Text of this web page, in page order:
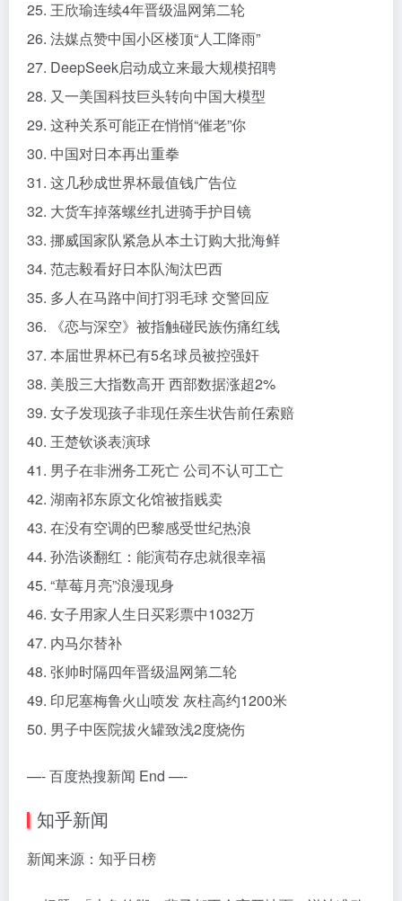
25. 王欣瑜连续4年晋级温网第二轮
26. 法媒点赞中国小区楼顶“人工降雨”
27. DeepSeek启动成立来最大规模招聘
28. 又一美国科技巨头转向中国大模型
29. 这种关系可能正在悄悄“催老”你
30. 中国对日本再出重拳
31. 这几秒成世界杯最值钱广告位
32. 大货车掉落螺丝扎进骑手护目镜
33. 挪威国家队紧急从本土订购大批海鲜
34. 范志毅看好日本队淘汰巴西
35. 多人在马路中间打羽毛球 交警回应
36. 《恋与深空》被指触碰民族伤痛红线
37. 本届世界杯已有5名球员被控强奸
38. 美股三大指数高开 西部数据涨超2%
39. 女子发现孩子非现任亲生状告前任索赔
40. 王楚钦谈表演球
41. 男子在非洲务工死亡 公司不认可工亡
42. 湖南祁东原文化馆被指贱卖
43. 在没有空调的巴黎感受世纪热浪
44. 孙浩谈翻红：能演苟存忠就很幸福
45. “草莓月亮”浪漫现身
46. 女子用家人生日买彩票中1032万
47. 内马尔替补
48. 张帅时隔四年晋级温网第二轮
49. 印尼塞梅鲁火山喷发 灰柱高约1200米
50. 男子中医院拔火罐致浅2度烧伤
—- 百度热搜新闻 End —-
知乎新闻
新闻来源：知乎日榜